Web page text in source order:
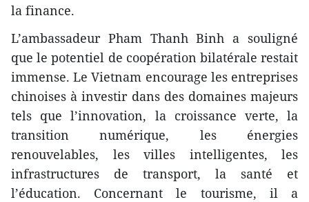
la finance.
L’ambassadeur Pham Thanh Binh a souligné
que le potentiel de coopération bilatérale restait
immense. Le Vietnam encourage les entreprises
chinoises à investir dans des domaines majeurs
tels que l’innovation, la croissance verte, la
transition numérique, les énergies
renouvelables, les villes intelligentes, les
infrastructures de transport, la santé et
l’éducation. Concernant le tourisme, il a